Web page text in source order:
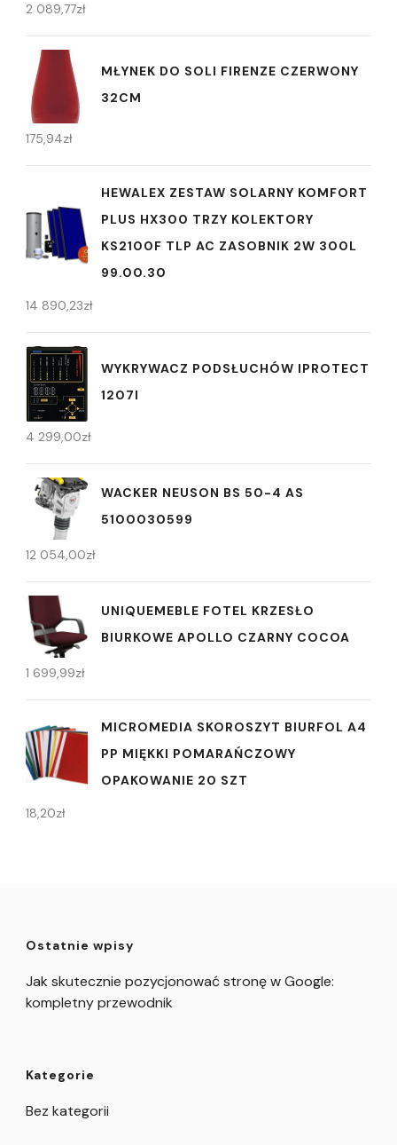
2 089,77zł
MŁYNEK DO SOLI FIRENZE CZERWONY
32CM
175,94zł
HEWALEX ZESTAW SOLARNY KOMFORT
PLUS HX300 TRZY KOLEKTORY
KS2100F TLP AC ZASOBNIK 2W 300L
99.00.30
14 890,23zł
WYKRYWACZ PODSŁUCHÓW IPROTECT
1207I
4 299,00zł
WACKER NEUSON BS 50-4 AS
5100030599
12 054,00zł
UNIQUEMEBLE FOTEL KRZESŁO
BIURKOWE APOLLO CZARNY COCOA
1 699,99zł
MICROMEDIA SKOROSZYT BIURFOL A4
PP MIĘKKI POMARAŃCZOWY
OPAKOWANIE 20 SZT
18,20zł
Ostatnie wpisy
Jak skutecznie pozycjonować stronę w Google:
kompletny przewodnik
Kategorie
Bez kategorii